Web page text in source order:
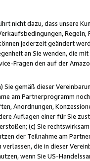
nicht dazu, dass unsere
jederzeit geändert
an Sie wenden, die
Fragen den auf der
Sie gemäß dieser
am Partnerprogramm
Anordnungen,
Auflagen einer für Sie
(c) Sie
der Teilnahme am
verlassen, die in dieser
wenn Sie US-